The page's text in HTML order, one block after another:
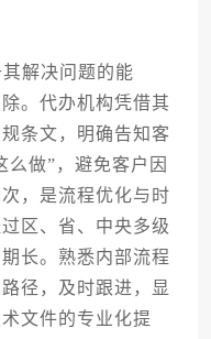
解决问题的能
。代办机构凭借其
条文，明确告知客
么做”，避免客户因
，是流程优化与时
区、省、中央多级
长。熟悉内部流程
径，及时跟进，显
文件的专业化提